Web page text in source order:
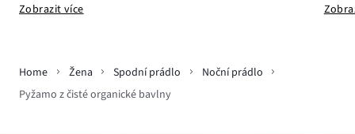
Zobrazit více
Home Žena Spodní prádlo
Noční prádlo
Pyžamo z čisté organické bavlny